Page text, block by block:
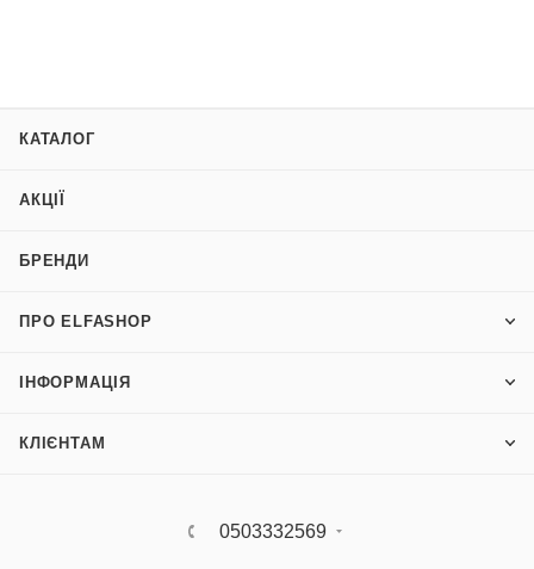
КАТАЛОГ
АКЦІЇ
БРЕНДИ
ПРО ELFASHOP
ІНФОРМАЦІЯ
КЛІЄНТАМ
0503332569